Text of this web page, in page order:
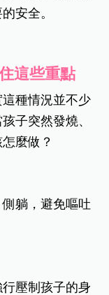
安全。
這些重點
種情況並不少
子突然發燒、
麼做？
躺，避免嘔吐
壓制孩子的身